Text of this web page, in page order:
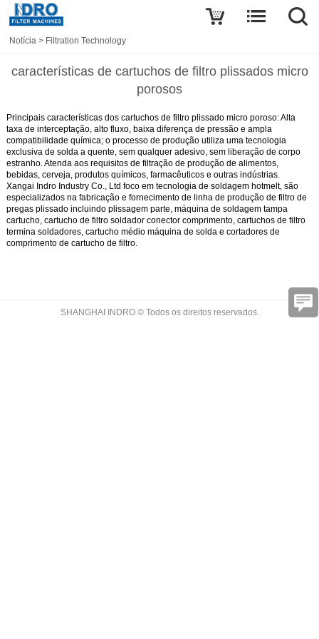
Notícia > Filtration Technology
características de cartuchos de filtro plissados micro
porosos
Principais características dos cartuchos de filtro plissado micro poroso: Alta
taxa de interceptação, alto fluxo, baixa diferença de pressão e ampla
compatibilidade química; o processo de produção utiliza uma tecnologia
exclusiva de solda a quente, sem qualquer adesivo, sem liberação de corpo
estranho. Atenda aos requisitos de filtração de produção de alimentos,
bebidas, cerveja, produtos químicos, farmacêuticos e outras indústrias.
Xangai Indro Industry Co., Ltd foco em tecnologia de soldagem hotmelt, são
especializados na fabricação e fornecimento de linha de produção de filtro de
pregas plissado incluindo plissagem parte, máquina de soldagem tampa
cartucho, cartucho de filtro soldador conector comprimento, cartuchos de filtro
termina soldadores, cartucho médio máquina de solda e cortadores de
comprimento de cartucho de filtro.
SHANGHAI INDRO © Todos os direitos reservados.